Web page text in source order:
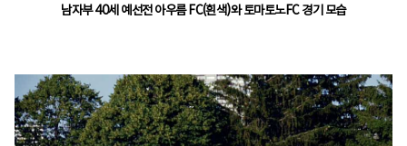
남자부 40세 예선전 아우름 FC(흰색)와 토마토노FC 경기 모습